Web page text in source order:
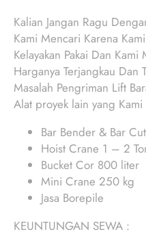
Kalian Jangan Ragu
Kami Mencari Karena
Kelayakan Pakai Dan
Harganya Terjangkau Dan
Masalah Pengriman Lift
Alat proyek lain yang Kami
Bar Bender & Bar
Hoist Crane 1 – 2
Bucket Cor 800 liter
Mini Crane 250 kg
Jasa Borepile
KEUNTUNGAN SEWA :